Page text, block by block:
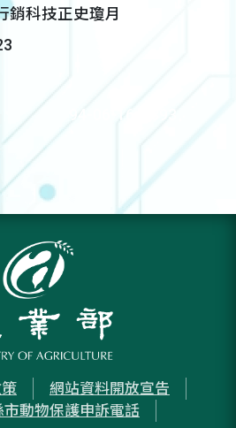
銷科技正史瓊月
網站資料開放宣告
市動物保護申訴電話